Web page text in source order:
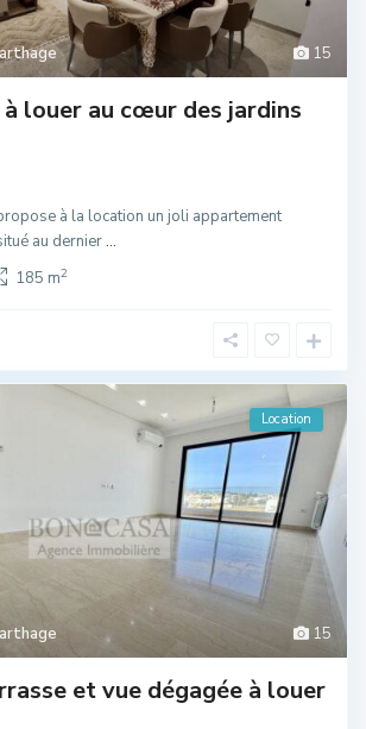
15
louer au cœur des jardins
à la location un joli appartement
au dernier...
185 m2
15
Location
et vue dégagée à louer